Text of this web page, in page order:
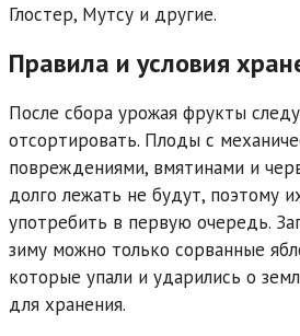
Глостер, Мутсу и другие.
Правила и условия
После сбора урожая фрукты
отсортировать. Плоды с
повреждениями, вмятинами и
долго лежать не будут, поэтому
употребить в первую очередь.
зиму можно только сорванные
которые упали и ударились о
для хранения.